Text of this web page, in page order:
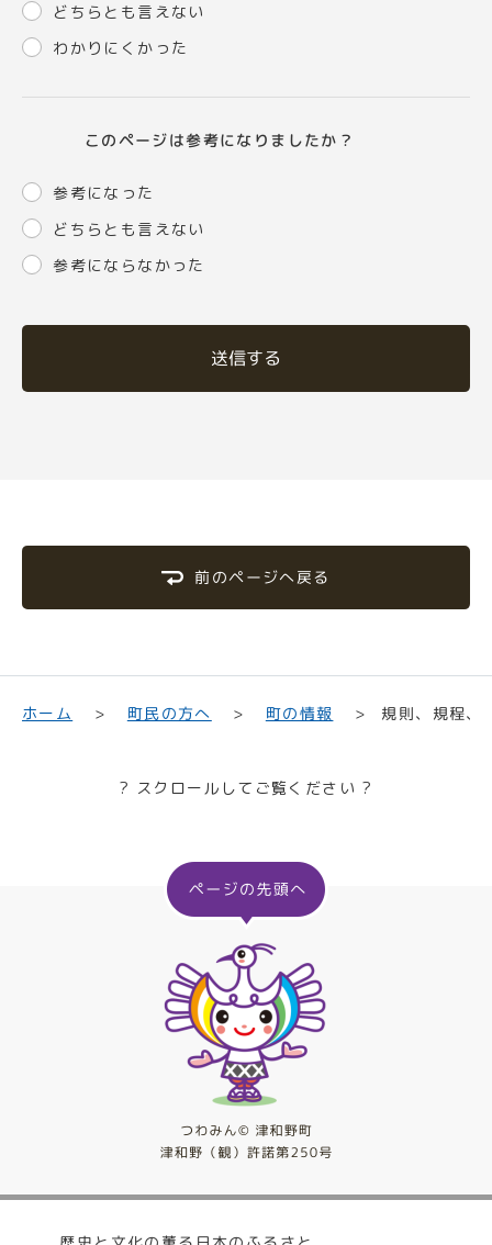
どちらとも言えない
わかりにくかった
このページは参考になりましたか？
参考になった
どちらとも言えない
参考にならなかった
送信する
前のページへ戻る
ホーム 町民の方へ 町の情報 規則、規程、
? スクロールしてご覧ください ?